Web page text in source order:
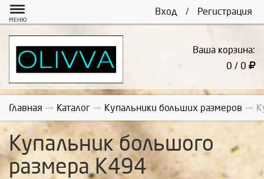
Вход / Регистрация
МЕНЮ
Ваша корзина:
0 / 0
Главная Каталог Купальники больших размеров
Купальник большого
размера К494